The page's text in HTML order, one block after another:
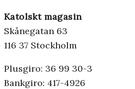
Katolskt magasin
Skånegatan 63
116 37 Stockholm
Plusgiro: 36 99 30-3
Bankgiro: 417-4926